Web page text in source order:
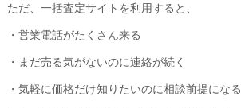
ただ、一括査定サイトを利用すると、
・営業電話がたくさん来る
・まだ売る気がないのに連絡が続く
・気軽に価格だけ知りたいのに相談前提になる